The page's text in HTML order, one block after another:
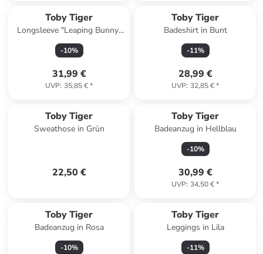
Toby Tiger
Longsleeve "Leaping Bunny"
in Pink
-10%
31,99 €
UVP: 35,85 €*
Toby Tiger
Badeshirt in Bunt
-11%
28,99 €
UVP: 32,85 €*
Toby Tiger
Sweathose in Grün
22,50 €
Toby Tiger
Badeanzug in Hellblau
-10%
30,99 €
UVP: 34,50 €*
Toby Tiger
Badeanzug in Rosa
-10%
Toby Tiger
Leggings in Lila
-11%